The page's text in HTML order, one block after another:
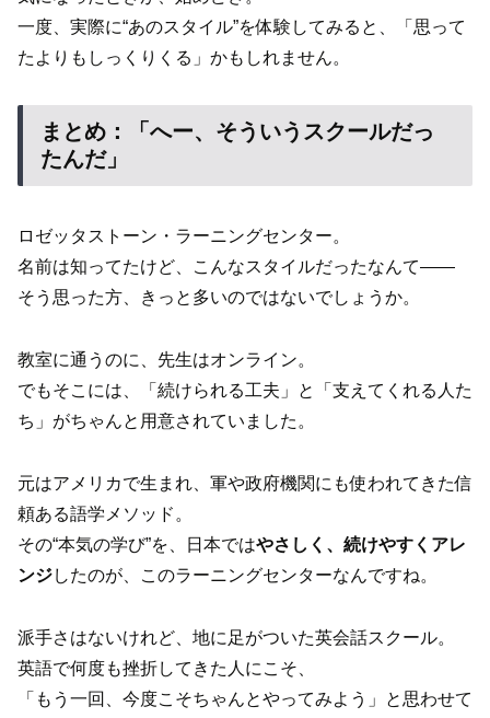
一度、実際に“あのスタイル”を体験してみると、「思って
たよりもしっくりくる」かもしれません。
まとめ：「へー、そういうスクールだっ
たんだ」
ロゼッタストーン・ラーニングセンター。
名前は知ってたけど、こんなスタイルだったなんて――
そう思った方、きっと多いのではないでしょうか。
教室に通うのに、先生はオンライン。
でもそこには、「続けられる工夫」と「支えてくれる人た
ち」がちゃんと用意されていました。
元はアメリカで生まれ、軍や政府機関にも使われてきた信
頼ある語学メソッド。
その“本気の学び”を、日本ではやさしく、続けやすくアレ
ンジしたのが、このラーニングセンターなんですね。
派手さはないけれど、地に足がついた英会話スクール。
英語で何度も挫折してきた人にこそ、
「もう一回、今度こそちゃんとやってみよう」と思わせて